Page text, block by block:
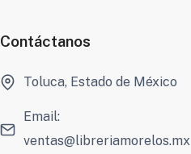
Contáctanos
Toluca, Estado de México
Email:
ventas@libreriamorelos.mx